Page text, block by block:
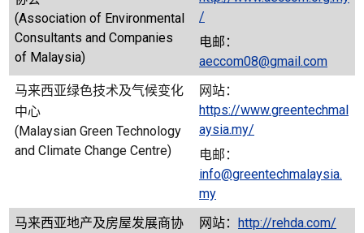
(Association of Environmental
Consultants and Companies
of Malaysia)
/
电邮：
aeccom08@gmail.com
马来西亚绿色技术及气候变化
中心
(Malaysian Green Technology
and Climate Change Centre)
网站：
https://www.greentechmal
aysia.my/
电邮：
info@greentechmalaysia.
my
马来西亚地产及房屋发展商协
网站： http://rehda.com/